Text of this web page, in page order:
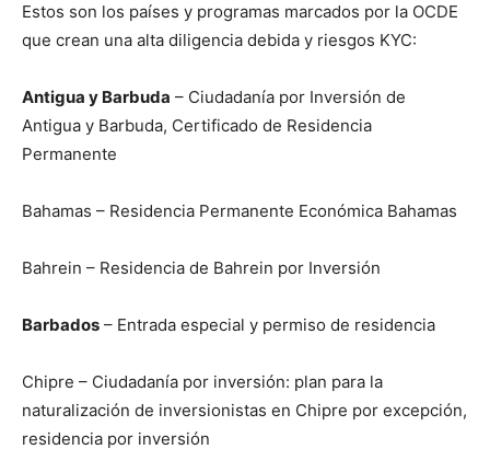
Estos son los países y programas marcados por la OCDE
que crean una alta diligencia debida y riesgos KYC:
Antigua y Barbuda – Ciudadanía por Inversión de
Antigua y Barbuda, Certificado de Residencia
Permanente
Bahamas – Residencia Permanente Económica Bahamas
Bahrein – Residencia de Bahrein por Inversión
Barbados – Entrada especial y permiso de residencia
Chipre – Ciudadanía por inversión: plan para la
naturalización de inversionistas en Chipre por excepción,
residencia por inversión